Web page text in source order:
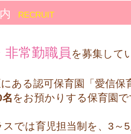
RECRUIT
非常勤職員 を募集して
ある認可保育園「愛信保
をお預かりする保育園
スでは育児担当制を、3～